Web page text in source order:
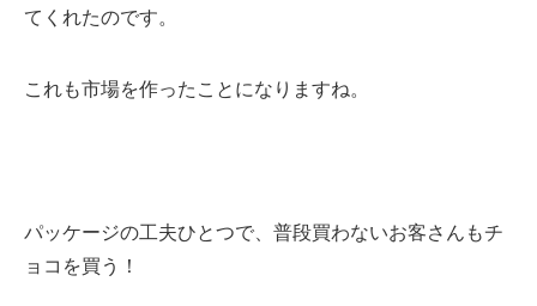
てくれたのです。
これも市場を作ったことになりますね。
パッケージの工夫ひとつで、普段買わないお客さんもチ
ョコを買う！